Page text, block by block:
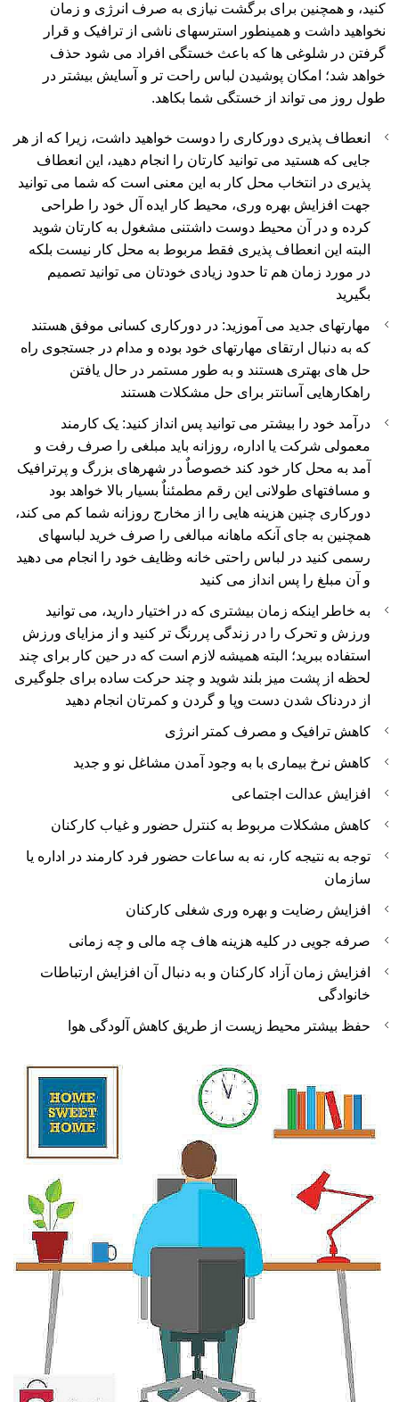
کنید، و همچنین برای برگشت نیازی به صرف انرژی و زمان
نخواهید داشت و همینطور استرسهای ناشی از ترافیک و قرار
گرفتن در شلوغی ها که باعث خستگی افراد می شود حذف
خواهد شد؛ امکان پوشیدن لباس راحت تر و آسایش بیشتر در
طول روز می تواند از خستگی شما بکاهد.
انعطاف پذیری دورکاری را دوست خواهید داشت، زیرا که از هر
جایی که هستید می توانید کارتان را انجام دهید، این انعطاف
پذیری در انتخاب محل کار به این معنی است که شما می توانید
جهت افزایش بهره وری، محیط کار ایده آل خود را طراحی
کرده و در آن محیط دوست داشتنی مشغول به کارتان شوید
البته این انعطاف پذیری فقط مربوط به محل کار نیست بلکه
در مورد زمان هم تا حدود زیادی خودتان می توانید تصمیم
بگیرید
مهارتهای جدید می آموزید: در دورکاری کسانی موفق هستند
که به دنبال ارتقای مهارتهای خود بوده و مدام در جستجوی راه
حل های بهتری هستند و به طور مستمر در حال یافتن
راهکارهایی آسانتر برای حل مشکلات هستند
درآمد خود را بیشتر می توانید پس انداز کنید: یک کارمند
معمولی شرکت یا اداره، روزانه باید مبلغی را صرف رفت و
آمد به محل کار خود کند خصوصاٌ در شهرهای بزرگ و پرترافیک
و مسافتهای طولانی این رقم مطمئناٌ بسیار بالا خواهد بود
دورکاری چنین هزینه هایی را از مخارج روزانه شما کم می کند،
همچنین به جای آنکه ماهانه مبالغی را صرف خرید لباسهای
رسمی کنید در لباس راحتی خانه وظایف خود را انجام می دهید
و آن مبلغ را پس انداز می کنید
به خاطر اینکه زمان بیشتری که در اختیار دارید، می توانید
ورزش و تحرک را در زندگی پررنگ تر کنید و از مزایای ورزش
استفاده ببرید؛ البته همیشه لازم است که در حین کار برای چند
لحظه از پشت میز بلند شوید و چند حرکت ساده برای جلوگیری
از دردناک شدن دست وپا و گردن و کمرتان انجام دهید
کاهش ترافیک و مصرف کمتر انرژی
کاهش نرخ بیماری با به وجود آمدن مشاغل نو و جدید
افزایش عدالت اجتماعی
کاهش مشکلات مربوط به کنترل حضور و غیاب کارکنان
توجه به نتیجه کار، نه به ساعات حضور فرد کارمند در اداره یا
سازمان
افزایش رضایت و بهره وری شغلی کارکنان
صرفه جویی در کلیه هزینه هاف چه مالی و چه زمانی
افزایش زمان آزاد کارکنان و به دنبال آن افزایش ارتباطات
خانوادگی
حفظ بیشتر محیط زیست از طریق کاهش آلودگی هوا